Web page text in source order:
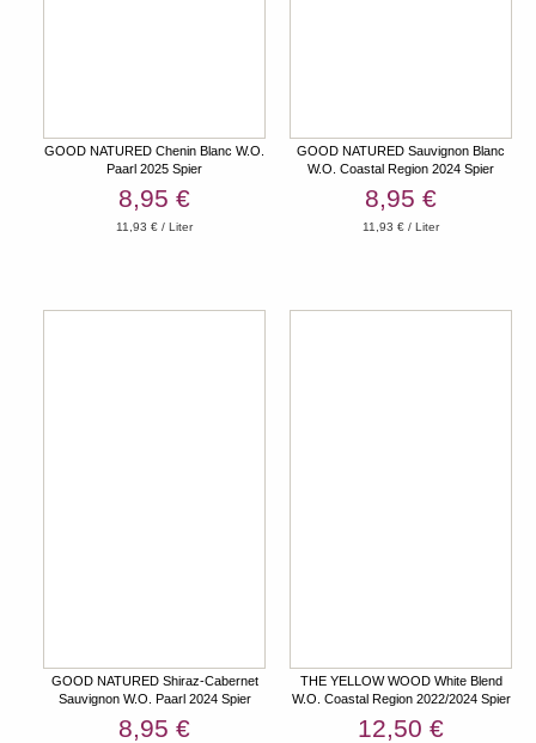
GOOD NATURED Chenin Blanc W.O.
Paarl 2025 Spier
8,95 €
11,93 € / Liter
GOOD NATURED Sauvignon Blanc
W.O. Coastal Region 2024 Spier
8,95 €
11,93 € / Liter
GOOD NATURED Shiraz-Cabernet
Sauvignon W.O. Paarl 2024 Spier
8,95 €
THE YELLOW WOOD White Blend
W.O. Coastal Region 2022/2024 Spier
12,50 €